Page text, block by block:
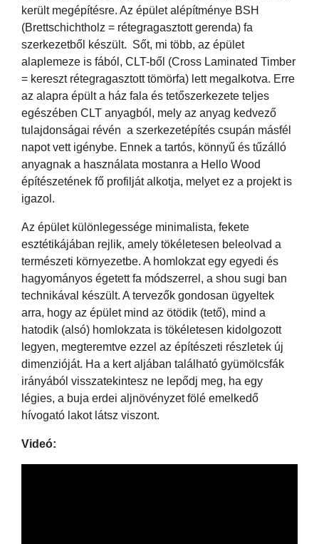
került megépítésre. Az épület alépítménye BSH
(Brettschichtholz = rétegragasztott gerenda) fa
szerkezetből készült. Sőt, mi több, az épület
alaplemeze is fából, CLT-ből (Cross Laminated Timber
= kereszt rétegragasztott tömörfa) lett megalkotva. Erre
az alapra épült a ház fala és tetőszerkezete teljes
egészében CLT anyagból, mely az anyag kedvező
tulajdonságai révén a szerkezetépítés csupán másfél
napot vett igénybe. Ennek a tartós, könnyű és tűzálló
anyagnak a használata mostanra a Hello Wood
építészetének fő profilját alkotja, melyet ez a projekt is
igazol.
Az épület különlegessége minimalista, fekete
esztétikájában rejlik, amely tökéletesen beleolvad a
természeti környezetbe. A homlokzat egy egyedi és
hagyományos égetett fa módszerrel, a shou sugi ban
technikával készült. A tervezők gondosan ügyeltek
arra, hogy az épület mind az ötödik (tető), mind a
hatodik (alsó) homlokzata is tökéletesen kidolgozott
legyen, megteremtve ezzel az építészeti részletek új
dimenzióját. Ha a kert aljában található gyümölcsfák
irányából visszatekintesz ne lepődj meg, ha egy
légies, a buja erdei aljnövényzet fölé emelkedő
hívogató lakot látsz viszont.
Videó: